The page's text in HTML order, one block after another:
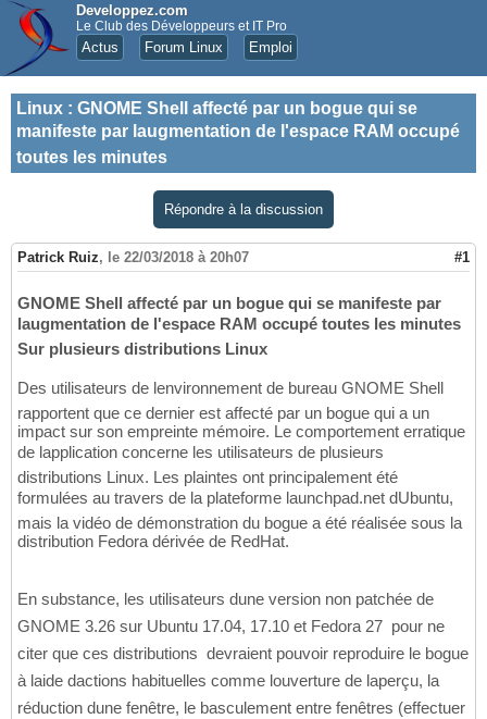
Developpez.com
Le Club des Développeurs et IT Pro
Actus Forum Linux Emploi
Linux : GNOME Shell affecté par un bogue qui se
manifeste par laugmentation de l'espace RAM occupé
toutes les minutes
Répondre à la discussion
Patrick Ruiz, le 22/03/2018 à 20h07 #1
GNOME Shell affecté par un bogue qui se manifeste par
laugmentation de l'espace RAM occupé toutes les minutes
Sur plusieurs distributions Linux
Des utilisateurs de lenvironnement de bureau GNOME Shell
rapportent que ce dernier est affecté par un bogue qui a un
impact sur son empreinte mémoire. Le comportement erratique
de lapplication concerne les utilisateurs de plusieurs
distributions Linux. Les plaintes ont principalement été
formulées au travers de la plateforme launchpad.net dUbuntu,
mais la vidéo de démonstration du bogue a été réalisée sous la
distribution Fedora dérivée de RedHat.
En substance, les utilisateurs dune version non patchée de
GNOME 3.26 sur Ubuntu 17.04, 17.10 et Fedora 27  pour ne
citer que ces distributions  devraient pouvoir reproduire le bogue
à laide dactions habituelles comme louverture de laperçu, la
réduction dune fenêtre, le basculement entre fenêtres (effectuer